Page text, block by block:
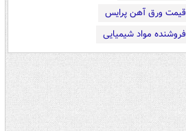
قیمت ورق آهن پرایس
فروشنده مواد شیمیایی